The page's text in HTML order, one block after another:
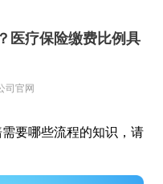
医疗保险缴费比例具
司官网
要哪些流程的知识，请